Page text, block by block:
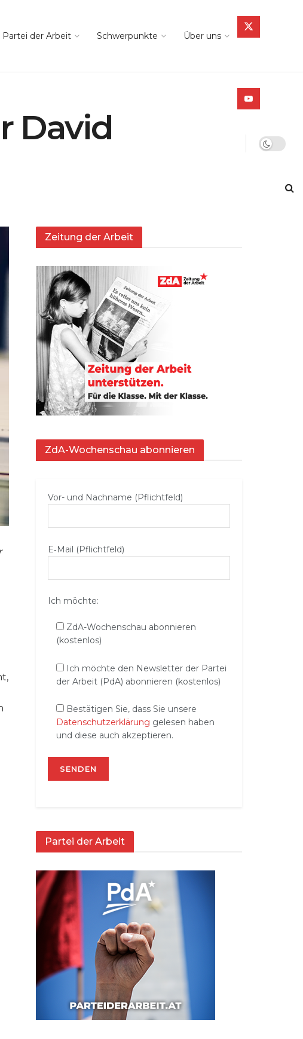
Partei der Arbeit Schwerpunkte Über uns
David
Zeitung der Arbeit
ZdA-Wochenschau abonnieren
Vor- und Nachname (Pflichtfeld)
E‑Mail (Pflichtfeld)
Ich möchte:
ZdA-Wochenschau abonnieren
(kostenlos)
Ich möchte den Newsletter der Partei
der Arbeit (PdA) abonnieren (kostenlos)
Bestätigen Sie, dass Sie unsere
Datenschutzerklärung gelesen haben
und diese auch akzeptieren.
Partei der Arbeit